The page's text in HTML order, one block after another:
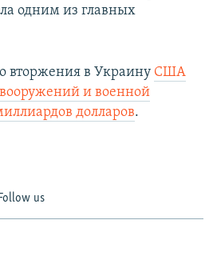
одним из главных
вторжения в Украину США
и военной
долларов.
us